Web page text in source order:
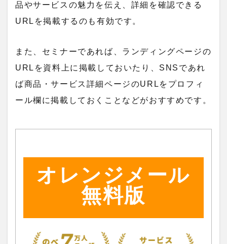
品やサービスの魅力を伝え、詳細を確認できる
URLを掲載するのも有効です。
また、セミナーであれば、ランディングページの
URLを資料上に掲載しておいたり、SNSであれ
ば商品・サービス詳細ページのURLをプロフィ
ール欄に掲載しておくことなどがおすすめです。
オレンジメール
無料版